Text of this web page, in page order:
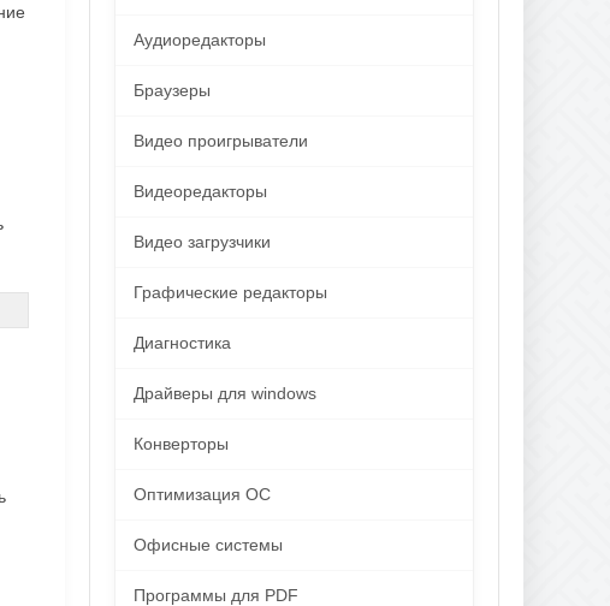
Аудиоредакторы
Браузеры
Видео проигрыватели
Видеоредакторы
Видео загрузчики
Графические редакторы
Диагностика
Драйверы для windows
Конверторы
Оптимизация ОС
Офисные системы
Программы для PDF